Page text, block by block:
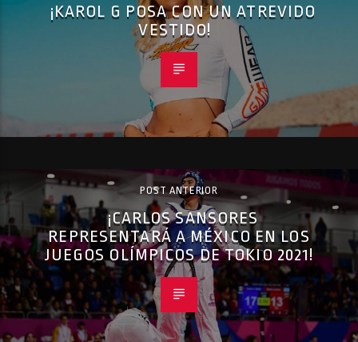
¡KAROL G POSA CON UN ATREVIDO
VESTIDO!
POST ANTERIOR
¡CARLOS SANSORES
REPRESENTARÁ A MÉXICO EN LOS
JUEGOS OLÍMPICOS DE TOKIO 2021!